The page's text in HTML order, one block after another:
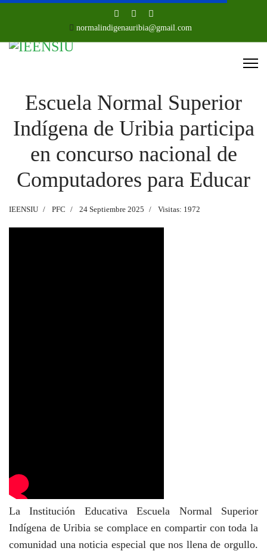
normalindigenauribia@gmail.com
Escuela Normal Superior
Indígena de Uribia participa
en concurso nacional de
Computadores para Educar
IEENSIU PFC 24 Septiembre 2025 Visitas: 1972
La Institución Educativa Escuela Normal Superior
Indígena de Uribia se complace en compartir con toda la
comunidad una noticia especial que nos llena de orgullo.